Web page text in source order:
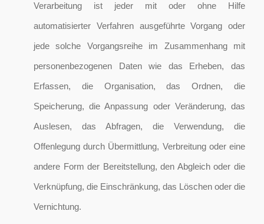
Verarbeitung ist jeder mit oder ohne Hilfe
automatisierter Verfahren ausgeführte Vorgang oder
jede solche Vorgangsreihe im Zusammenhang mit
personenbezogenen Daten wie das Erheben, das
Erfassen, die Organisation, das Ordnen, die
Speicherung, die Anpassung oder Veränderung, das
Auslesen, das Abfragen, die Verwendung, die
Offenlegung durch Übermittlung, Verbreitung oder eine
andere Form der Bereitstellung, den Abgleich oder die
Verknüpfung, die Einschränkung, das Löschen oder die
Vernichtung.